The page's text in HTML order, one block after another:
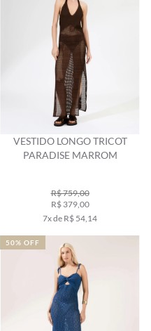
VESTIDO LONGO TRICOT
PARADISE MARROM
R$ 759,00
R$ 379,00
7x de R$ 54,14
50% OFF